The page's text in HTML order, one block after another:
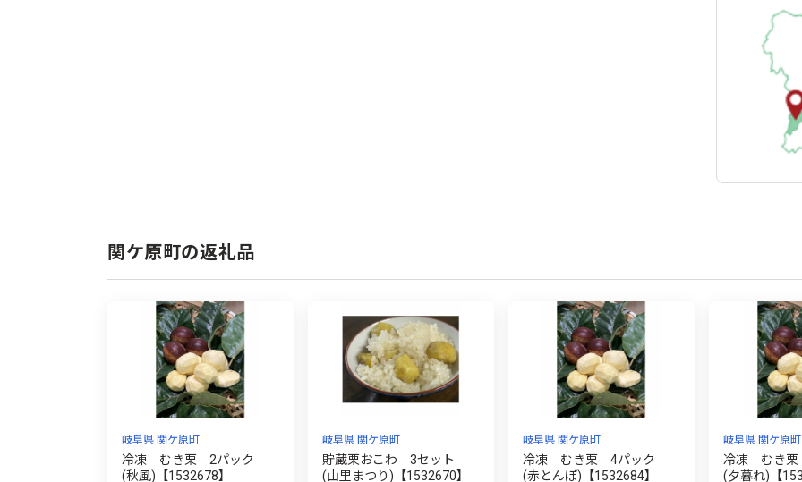
関ケ原町の返礼品
岐阜県 関ケ原町
冷凍 むき栗 2パック
(秋風)【1532678】
岐阜県 関ケ原町
貯蔵栗おこわ 3セット
(山里まつり)【1532670】
岐阜県 関ケ原町
冷凍 むき栗 4パック
(赤とんぼ)【1532684】
岐阜県 関ケ原町
冷凍 むき
(夕暮れ)【